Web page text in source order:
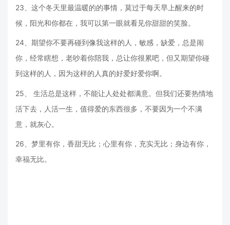
23、这个冬天里最温暖的的事情，莫过于每天早上醒来的时
候，阳光和你都在，我可以第一眼就看见你甜甜的笑脸。
24、期望你不要再碰到像我这样的人，敏感，缺爱，总是闹
你，经常瞎想，老吵着你陪我，总让你很累吧，但又期望你碰
到这样的人，因为这样的人真的好爱好爱你啊。
25、 生活总是这样，不能让人处处都满意。但我们还要热情地
活下去，人活一生，值得爱的东西很多，不要因为一个不满
意，就灰心。
26、梦里有你，香甜无比；心里有你，充实无比；身边有你，
幸福无比。